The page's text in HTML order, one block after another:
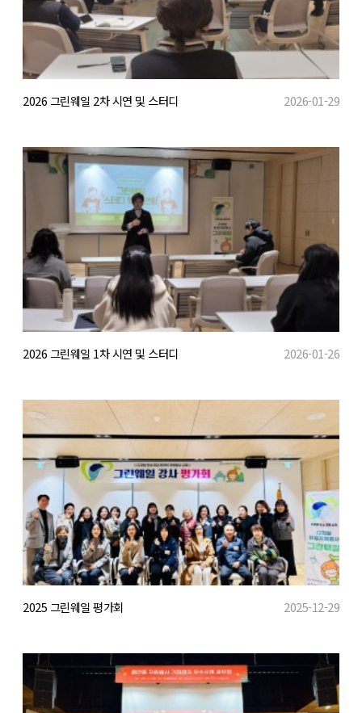
2026 그린웨일 2차 시연 및 스터디 2026-01-29
2026 그린웨일 1차 시연 및 스터디 2026-01-26
2025 그린웨일 평가회 2025-12-29